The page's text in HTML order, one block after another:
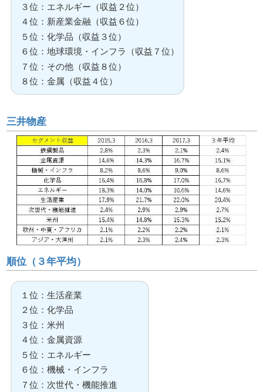
３位：エネルギー（収益２位）
４位：新産業金融（収益６位）
５位：化学品（収益３位）
６位：地球環境・インフラ（収益７位）
７位：その他（収益８位）
８位：金属（収益４位）
三井物産
順位（３年平均）
１位：生活産業
２位：化学品
３位：米州
４位：金属資源
５位：エネルギー
６位：機械・インフラ
７位：次世代・機能推進